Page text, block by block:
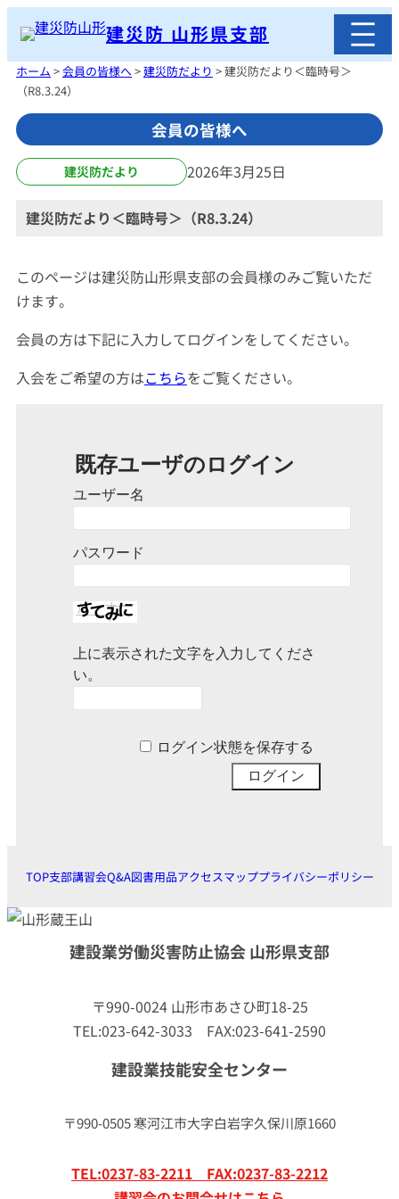
を
キ
ッ
プ
建災防 山形県支部
ホーム >会員の皆様へ>建災防だより >建災防だより＜臨時号＞
（R8.3.24）
会員の皆様へ
建災防だより 2026年3月25日
建災防だより＜臨時号＞（R8.3.24）
このページは建災防山形県支部の会員様のみご覧いただ
けます。
会員の方は下記に入力してログインをしてください。
入会をご希望の方はこちらをご覧ください。
既存ユーザのログイン
ユーザー名
パスワード
上に表示された文字を入力してくださ
い。
ログイン状態を保存する
TOP支部講習会Q&A図書用品アクセスマッププライバシーポリシー
建設業労働災害防止協会 山形県支部
〒990-0024 山形市あさひ町18-25
TEL:023-642-3033 FAX:023-641-2590
建設業技能安全センター
〒990-0505 寒河江市大字白岩字久保川原1660
TEL:0237-83-2211 FAX:0237-83-2212